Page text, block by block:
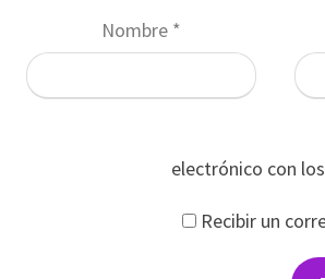
Nombre *
electrónico con
Recibir un